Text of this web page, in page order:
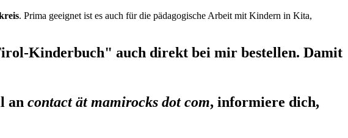
. Prima geeignet ist es auch für die pädagogische Arbeit mit Kindern in Kita,
Kinderbuch" auch direkt bei mir bestellen. Damit
an contact ät mamirocks dot com, informiere dich,